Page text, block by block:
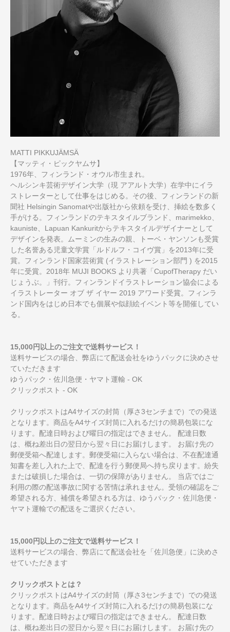
MATTI PIKKUJÄMSÄ
【マッティ・ピックヤムサ】
1976年、フィンランド・オウル市生まれ。
ヘルシンキ芸術デザイン大学（現 アアルト大学）在学中にイラ
ストレーターとして仕事をはじめる。その後、フィンランドの新
聞社 Helsingin Sanomatや出版社から依頼を受け、挿絵を数多く
手がける。フィンランドのテキスタイルブランド、marimekko、
kauniste、Lapuan Kankuritからテキスタイルデザイナーとして
デザインを発表。ムーミンの生みの親、トーベ・ヤンソンも受賞
した名誉ある児童文学賞「ルドルフ・コイヴ賞」を2013年に受
賞。フィンランド国家芸術賞 (イラストレーション部門 ) を2015
年に受賞。2018年 MUJI BOOKS より共著「CupofTherapy だい
じょうぶ。」刊行。フィンランドイラストレーション協会による
イラストレーター オブ ザ イヤー 2019 アワード受賞。フィンラ
ンド国内をはじめ日本でも個展や似顔絵イベント等を開催してい
る。
15,000円以上のご注文で送料サービス！
送料サービスの場合、弊店にて配送会社をゆうパックに決めさせ
ていただきます
ゆうパック・佐川急便・ヤマト運輸 - OK
クリックポスト - OK
クリックポストはA4サイズの封筒（厚さ3センチまで）での発送
となります。商品をA4サイズ封筒に入れるだけの簡易包装にな
ります。配達日時および曜日の指定はできません。 配達日数
は、概ね差出日の翌日から翌々日にお届けします。 お届け先の
郵便受箱へ配達します。郵便受箱に入らない場合は、不在配達通
知書を差し入れた上で、配達を行う郵便局へ持ち戻ります。紛失
または破損した場合は、一切の保障がありません。 当店ではご
利用の際の配送事故に関する苦情は承れません。受領の確認をご
希望される方、補償を希望される方は、ゆうパック・佐川急便・
ヤマト運輸での配送をご選択ください。
15,000円以上のご注文で送料サービス！
送料サービスの場合、弊店にて配送会社を「佐川急便」に決めさ
せていただきます
クリックポストとは？
クリックポストはA4サイズの封筒（厚さ3センチまで）での発送
となります。商品をA4サイズ封筒に入れるだけの簡易包装にな
ります。配達日時および曜日の指定はできません。 配達日数
は、概ね差出日の翌日から翌々日にお届けします。 お届け先の